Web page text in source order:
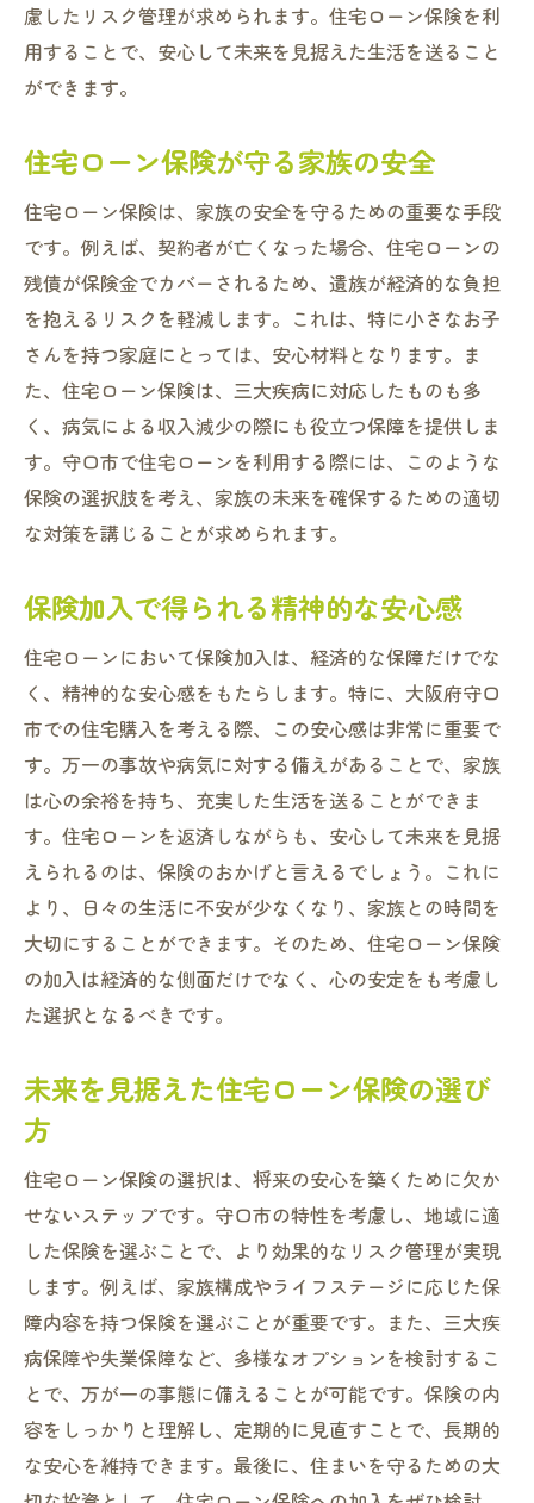
守口市での個別ニーズに応じた保険選び
生活スタイルを反映した住宅ローン保険の
重要性
択肢
未来の生活を見据えた保険選びのコツ
住宅ローン保険で実現する自由なライフス
タイル
守口市での住宅ローン保険が未来の安心を築く
カギ
住宅ローン保険が未来の安心を支える理由
安心な未来を築くための保険活用
住宅購入における安心を保険で確保する
守口市での住まい選びと保険の関係
保険加入が未来への投資になる理由
住宅ローン保険で守口市の住まい購入を安心に
進めよう
住宅購入を安心に進めるための保険活用法
守口市での住まい購入における心強い保険
安心な住まい購入のための保険の選び方
住宅ローン保険で住まい購入を円滑に
保険が提供する安心と住宅購入の関係
住宅ローン保険で安心の住まいを手に入れ
る
慮したリスク管理が求められます。住宅ローン保険を利
用することで、安心して未来を見据えた生活を送ること
ができます。
住宅ローン保険が守る家族の安全
住宅ローン保険は、家族の安全を守るための重要な手段
です。例えば、契約者が亡くなった場合、住宅ローンの
残債が保険金でカバーされるため、遺族が経済的な負担
を抱えるリスクを軽減します。これは、特に小さなお子
さんを持つ家庭にとっては、安心材料となります。ま
た、住宅ローン保険は、三大疾病に対応したものも多
く、病気による収入減少の際にも役立つ保障を提供しま
す。守口市で住宅ローンを利用する際には、このような
保険の選択肢を考え、家族の未来を確保するための適切
な対策を講じることが求められます。
保険加入で得られる精神的な安心感
住宅ローンにおいて保険加入は、経済的な保障だけでな
く、精神的な安心感をもたらします。特に、大阪府守口
市での住宅購入を考える際、この安心感は非常に重要で
す。万一の事故や病気に対する備えがあることで、家族
は心の余裕を持ち、充実した生活を送ることができま
す。住宅ローンを返済しながらも、安心して未来を見据
えられるのは、保険のおかげと言えるでしょう。これに
より、日々の生活に不安が少なくなり、家族との時間を
大切にすることができます。そのため、住宅ローン保険
の加入は経済的な側面だけでなく、心の安定をも考慮し
た選択となるべきです。
未来を見据えた住宅ローン保険の選び
方
住宅ローン保険の選択は、将来の安心を築くために欠か
せないステップです。守口市の特性を考慮し、地域に適
した保険を選ぶことで、より効果的なリスク管理が実現
します。例えば、家族構成やライフステージに応じた保
障内容を持つ保険を選ぶことが重要です。また、三大疾
病保障や失業保障など、多様なオプションを検討するこ
とで、万が一の事態に備えることが可能です。保険の内
容をしっかりと理解し、定期的に見直すことで、長期的
な安心を維持できます。最後に、住まいを守るための大